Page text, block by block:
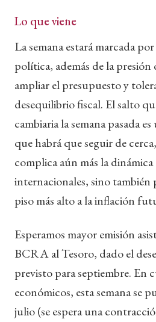
Lo que viene
La semana estará marcada
política, además de la
ampliar el presupuesto y
desequilibrio fiscal. El salto
cambiaria la semana pasada
que habrá que seguir de
complica aún más la dinámica
internacionales, sino
piso más alto a la inflación
Esperamos mayor emisión
BCRA al Tesoro, dado el
previsto para septiembre. En
económicos, esta semana se
julio (se espera una